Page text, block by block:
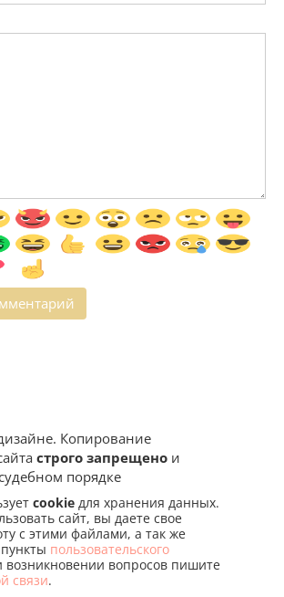
Копирование
строго запрещено и
порядке
cookie для хранения данных.
сайт, вы даете свое
с этими файлами, а так же
пользовательского
возникновении вопросов пишите
связи.